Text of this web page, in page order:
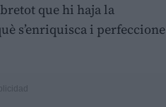
que hi haja la
s’enriquisca i perfeccione